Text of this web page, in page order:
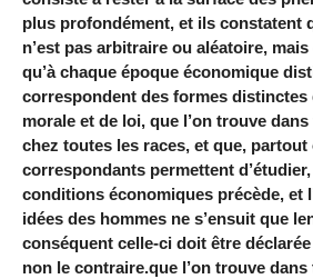
plus profondément, et ils constatent
n’est pas arbitraire ou aléatoire,
qu’à chaque époque économique
correspondent des formes distinctes
morale et de loi, que l’on trouve
chez toutes les races, et que,
correspondants permettent
conditions économiques précède, et
idées des hommes ne s’ensuit que
conséquent celle-ci doit être
non le contraire.que l’on trouve